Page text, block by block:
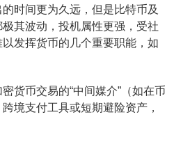
时间更为久远，但是比特币及
其波动，投机属性更强，受社
发挥货币的几个重要职能，如
货币交易的“中间媒介”（如在币
境支付工具或短期避险资产，